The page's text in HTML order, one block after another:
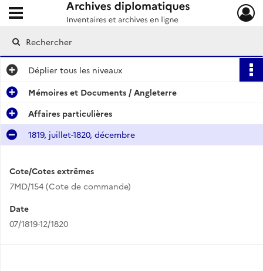
Archives diplomatiques
Ouvrir le menu déroulant
Déplier tous les niveaux
Mémoires et Documents / Angleterre
Affaires particulières
1819, juillet-1820, décembre
Cote/Cotes extrêmes
7MD/154 (Cote de commande)
Date
07/1819-12/1820